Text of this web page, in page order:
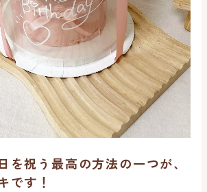
を祝う最高の方法の一つが、
です！